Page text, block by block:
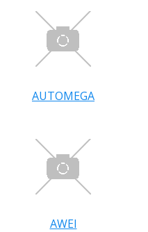
AUTOMEGA
AWEI